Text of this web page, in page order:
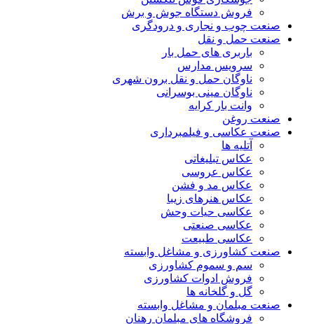
فروش دستگاه جوش و برش
صنعت چوب و نجاری و درودگری
صنعت حمل و نقل
باربری های حمل بار
سرویس مدارس
ناوگان حمل و نقل برون شهری
ناوگان مینی بوسرانی
وانت بار کرایه
صنعت روغن
صنعت عکاسی و فیلمبرداری
آتلیه ها
عکاس تبلیغاتی
عکاس عروسی
عکاس مد و فشن
عکاس هنرهای زیبا
عکاسی حیات وحش
عکاسی صنعتی
عکاسی طبیعت
صنعت کشاورزی و مشاغل وابسته
سم و سموم کشاورزی
فروش ادوات کشاورزی
گل و گلخانه ها
صنعت مبلمان و مشاغل وابسته
فروشگاه های مبلمان رهنان